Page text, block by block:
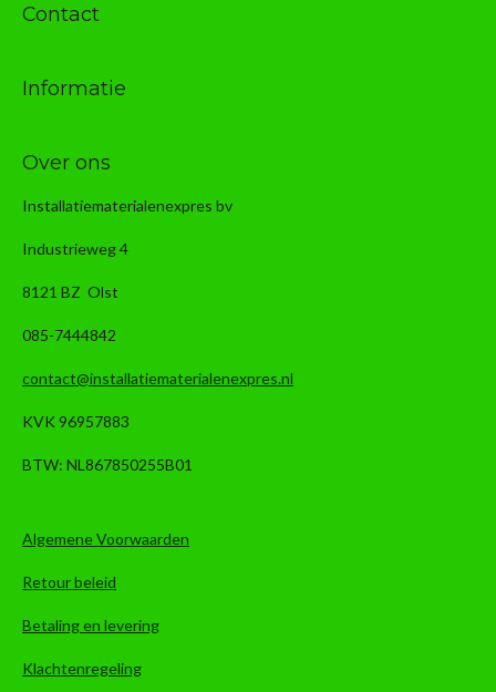
Contact
Informatie
Over ons
Installatiematerialenexpres bv
Industrieweg 4
8121 BZ Olst
085-7444842
contact@installatiematerialenexpres.nl
KVK 96957883
BTW: NL867850255B01
Algemene Voorwaarden
Retour beleid
Betaling en levering
Klachtenregeling